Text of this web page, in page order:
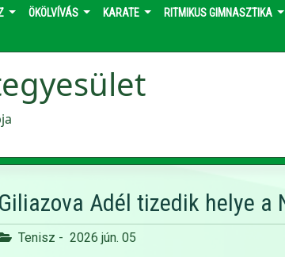
ÖKÖLVÍVÁS KARATE RITMIKUS GIMNASZTIKA
Giliazova Adél tizedik helye a
Tenisz - 2026 jún. 05